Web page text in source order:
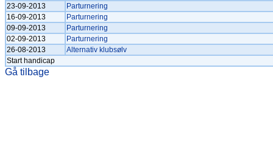
23-09-2013
Parturnering
16-09-2013
Parturnering
09-09-2013
Parturnering
02-09-2013
Parturnering
26-08-2013
Alternativ klubsølv
Start handicap
Gå tilbage